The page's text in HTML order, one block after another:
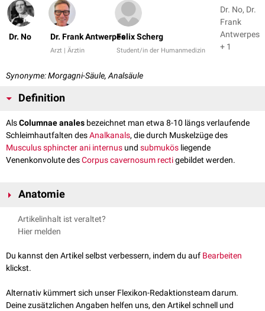
Dr. No Dr. Frank Antwerpes
Arzt | Ärztin
Felix Scherg
Student/in der Humanmedizin
Dr. No, Dr.
Frank
Antwerpes
+ 1
Synonyme: Morgagni-Säule, Analsäule
Definition
AlsColumnae anales bezeichnet man etwa 8-10 längs verlaufende
Schleimhautfalten desAnalkanals, die durch Muskelzüge des
Musculus sphincter ani internus und submukös liegende
Venenkonvolute desCorpus cavernosum rectigebildet werden.
Anatomie
kaudalen Ende der Columnae anales findet man kleine segelartige
Schleimhautfalten, die
Artikelinhalt ist veraltet?
Hier melden
Du kannst den Artikel selbst verbessern, indem du auf Bearbeiten
klickst.
Alternativ kümmert sich unser Flexikon-Redaktionsteam darum.
Deine zusätzlichen Angaben helfen uns, den Artikel schnell und